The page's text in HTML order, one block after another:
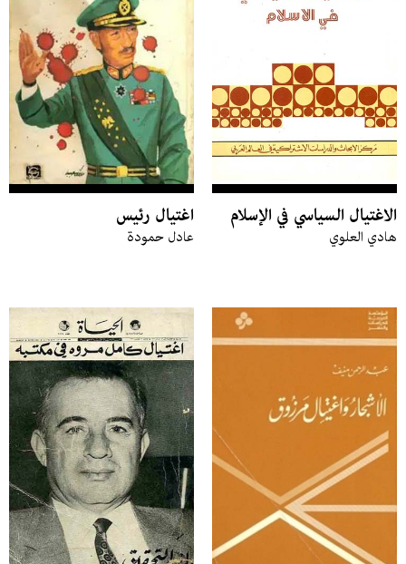
الاغتيال السياسي في الإسلام
هادي العلوي
اغتيال رئيس
عادل حمودة